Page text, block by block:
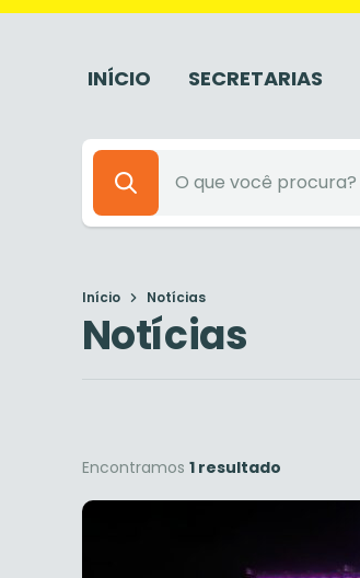
INÍCIO SECRETARIAS
Início Notícias
Notícias
Encontramos 1 resultado